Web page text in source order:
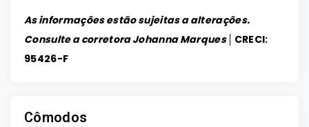
As informações estão sujeitas a alterações.
Consulte a corretora Johanna Marques │ CRECI:
95426-F
Cômodos